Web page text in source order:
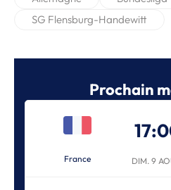
SG Flensburg-Handewitt
Prochain
France DIM. 9